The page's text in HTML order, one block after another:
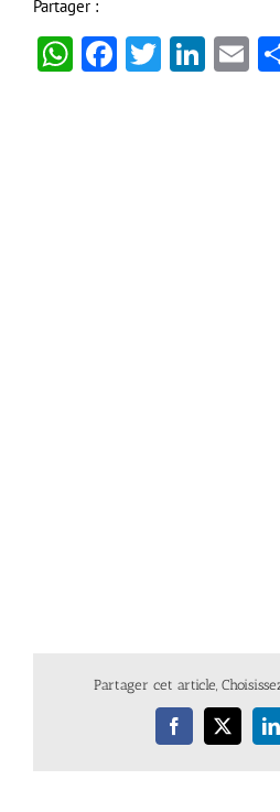
Partager :
WhatsApp
Facebook
Twitter
Partager cet article,
Facebook
X